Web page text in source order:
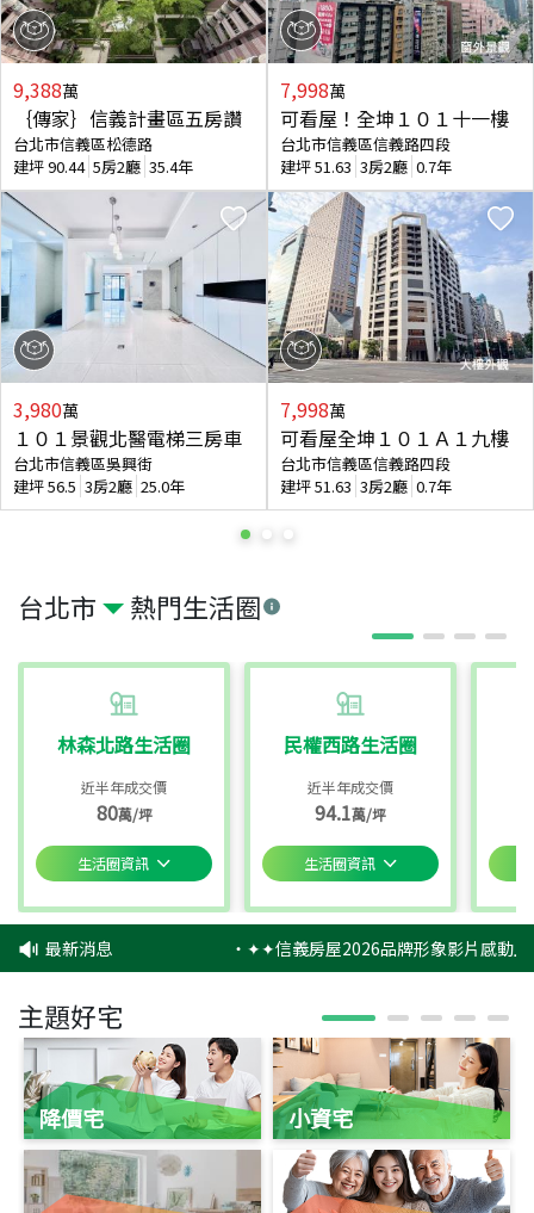
台北市 熱門生活圈
林森北路生活圈
近半年成交價
80萬/坪
生活圈資訊
民權西路生活圈
近半年成交價
94.1萬/坪
生活圈資訊
9,388萬
｛傳家｝信義計畫區五房讚
台北市信義區松德路
建坪90.44 5房2廳 35.4年
3,980萬
１０１景觀北醫電梯三房車
台北市信義區吳興街
建坪56.5 3房2廳 25.0年
7,998萬
可看屋！全坤１０１十一樓
台北市信義區信義路四段
建坪51.63 3房2廳 0.7年
7,998萬
可看屋全坤１０１Ａ１九樓
台北市信義區信義路四段
建坪51.63 3房2廳 0.7年
最新消息 ‧✦✦信義房屋2026品牌形象影片感動上
主題好宅
降價宅 小資宅